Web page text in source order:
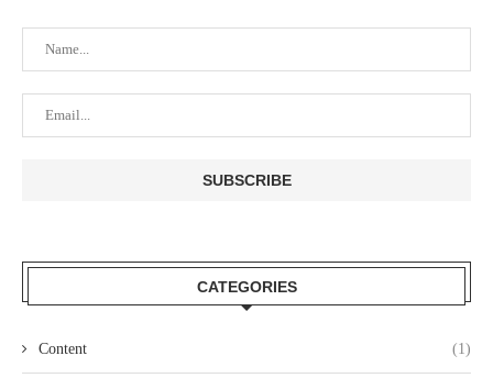
CATEGORIES
Content (1)